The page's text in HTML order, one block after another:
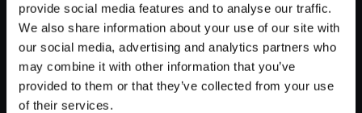
provide social media features and to analyse our traffic.
We also share information about your use of our site with
our social media, advertising and analytics partners who
may combine it with other information that you’ve
provided to them or that they’ve collected from your use
of their services.
【単曲】モンスターハンター：
ワールド オリジナル・サウンド
トラック 新大陸での初騒動